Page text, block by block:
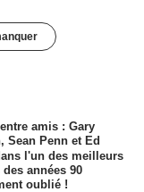
amis : Gary
Sean Penn et Ed
l'un des meilleurs
années 90
oublié !